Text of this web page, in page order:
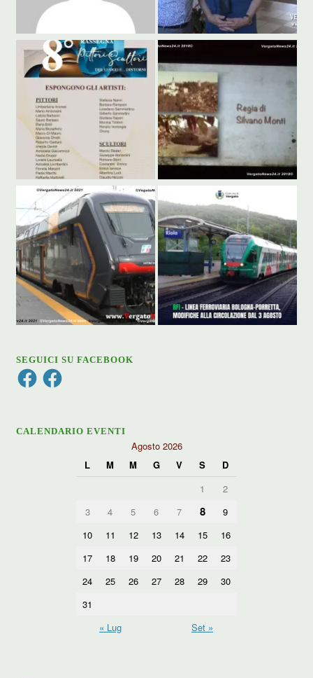
SEGUICI SU FACEBOOK
FacebookFacebook
CALENDARIO EVENTI
Agosto 2026
L
M M G V S
D
1
2
3
4 5 6 7 8
9
10
11 12 13 14 15
16
17
18 19 20 21 22
23
24
25 26 27 28 29
30
31
« Lug
Set »